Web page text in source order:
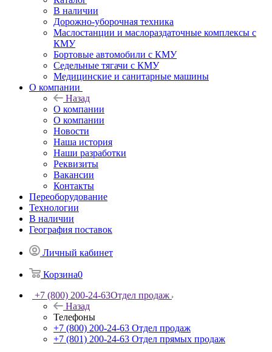
В наличии
Дорожно-уборочная техника
Маслостанции и маслораздаточные комплексы с
КМУ
Бортовые автомобили с КМУ
Седельные тягачи с КМУ
Медицинские и санитарные машины
О компании
Назад
О компании
О компании
Новости
Наша история
Наши разработки
Реквизиты
Вакансии
Контакты
Переоборудование
Технологии
В наличии
География поставок
Личный кабинет
Корзина0
+7 (800) 200-24-63Отдел продаж
Назад
Телефоны
+7 (800) 200-24-63 Отдел продаж
+7 (801) 200-24-63 Отдел прямых продаж